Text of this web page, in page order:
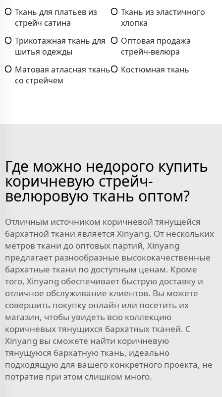
Ткань для платьев из
стрейч сатина
Ткань из эластичного
хлопка
Трикотажная ткань для
шитья одежды
Оптовая продажа
стрейч-велюра
Матовая атласная ткань
со стрейчем
Костюмная ткань
Где можно недорого купить
коричневую стрейч-
велюровую ткань оптом?
Отличным источником коричневой тянущейся
бархатной ткани является Xinyang. От нескольких
метров ткани до оптовых партий, Xinyang
предлагает разнообразные высококачественные
бархатные ткани по доступным ценам. Кроме
того, Xinyang обеспечивает быструю доставку и
отличное обслуживание клиентов. Вы можете
совершить покупку онлайн или посетить их
магазин, чтобы увидеть всю коллекцию
коричневых тянущихся бархатных тканей. С
Xinyang вы сможете найти коричневую
тянущуюся бархатную ткань, идеально
подходящую для вашего конкретного проекта, не
потратив при этом слишком много.